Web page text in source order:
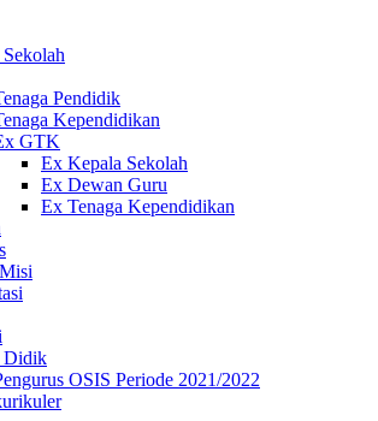
Pendidik
Kependidikan
GTK
Ex Kepala Sekolah
Ex Dewan Guru
Ex Tenaga Kependidikan
Didik
OSIS Periode 2021/2022